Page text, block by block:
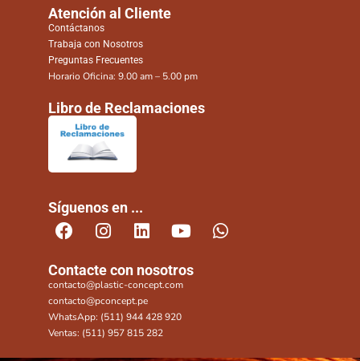
Atención al Cliente
Contáctanos
Trabaja con Nosotros
Preguntas Frecuentes
Horario Oficina: 9.00 am – 5.00 pm
Libro de Reclamaciones
Síguenos en ...
Contacte con nosotros
contacto@plastic-concept.com
contacto@pconcept.pe
WhatsApp: (511) 944 428 920
Ventas: (511) 957 815 282